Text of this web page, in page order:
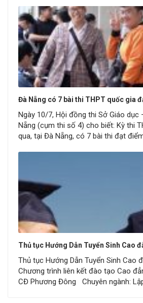
Đà Nẵng có 7 bài thi THPT quốc gia
Ngày 10/7, Hội đồng thi Sở Giáo
Nẵng (cụm thi số 4) cho biết: Kỳ thi
qua, tại Đà Nẵng, có 7 bài thi đạt
Thủ tục Hướng Dẫn Tuyển Sinh Cao
Thủ tục Hướng Dẫn Tuyển Sinh Cao
Chương trình liên kết đào tạo Cao
CĐ Phương Đông Chuyên ngành: